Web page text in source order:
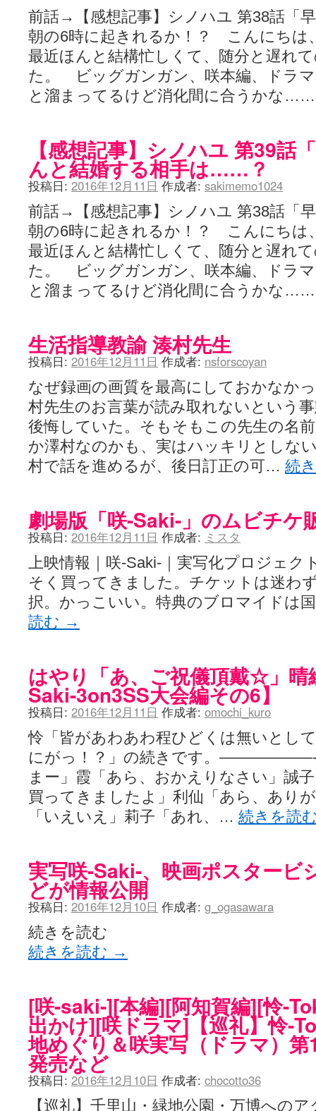
前話→【感想記事】シノハユ 第38話「
朝の6時に起きれるか！？ こんにち
最近ほんと結構忙しくて、随分と遅れ
た。 ビッグガンガン、咲本編、ドラ
と溜まってるけど消化間に合うかな
【感想記事】シノハユ 第39話
んと結婚する相手は……？
投稿日: 2016年12月11日 作成者: sakimemo1024
前話→【感想記事】シノハユ 第38話「
朝の6時に起きれるか！？ こんにち
最近ほんと結構忙しくて、随分と遅れ
た。 ビッグガンガン、咲本編、ドラ
と溜まってるけど消化間に合うかな
生活指導教諭 湊村先生
投稿日: 2016年12月11日 作成者: nsforscoyan
なぜ録画の画質を最高にしておかなか
村先生のお言葉が読み取れないという
後悔していた。そもそもこの先生の名
か澤村なのかも、実はハッキリとしな
村で話を進めるが、後日訂正の可… 続
劇場版「咲-Saki-」のムビチケ
投稿日: 2016年12月11日 作成者: ミスタ
上映情報｜咲-Saki-｜実写化プロジェク
そく買ってきました。チケットは迷わ
択。かっこいい。特典のブロマイドは
読む →
はやり「あ、ご祝儀頂戴☆」晴
Saki-3on3SS大会編その6】
投稿日: 2016年12月11日 作成者: omochi_kuro
怜「皆があわあわ程ひどくは無いとし
にがっ！？」の続きです。——————-
まー」霞「あら、おかえりなさい」誠
買ってきましたよ」利仙「あら、あり
「いえいえ」莉子「あれ、… 続きを読
実写咲-Saki-、映画ポスタービ
どが情報公開
投稿日: 2016年12月10日 作成者: g_ogasawara
続きを読む
続きを読む →
[咲-saki-][本編][阿知賀編][怜-
出かけ][咲ドラマ]【巡礼】怜-
地めぐり＆咲実写（ドラマ）
発売など
投稿日: 2016年12月10日 作成者: chocotto36
【巡礼】千里山・緑地公園・万博への